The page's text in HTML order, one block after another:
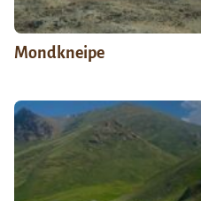
Mondkneipe